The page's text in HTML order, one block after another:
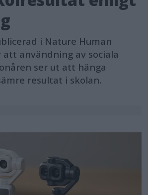
i Nature Human
att användning av sociala
ser ut att hänga
resultat i skolan.